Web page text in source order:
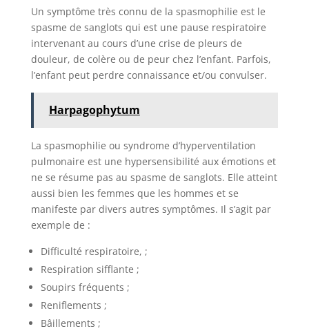
Un symptôme très connu de la spasmophilie est le
spasme de sanglots qui est une pause respiratoire
intervenant au cours d’une crise de pleurs de
douleur, de colère ou de peur chez l’enfant. Parfois,
l’enfant peut perdre connaissance et/ou convulser.
Harpagophytum
La spasmophilie ou syndrome d’hyperventilation
pulmonaire est une hypersensibilité aux émotions et
ne se résume pas au spasme de sanglots. Elle atteint
aussi bien les femmes que les hommes et se
manifeste par divers autres symptômes. Il s’agit par
exemple de :
Difficulté respiratoire, ;
Respiration sifflante ;
Soupirs fréquents ;
Reniflements ;
Bâillements ;